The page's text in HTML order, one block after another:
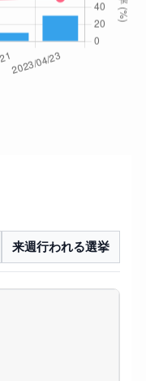
来週行われる選挙